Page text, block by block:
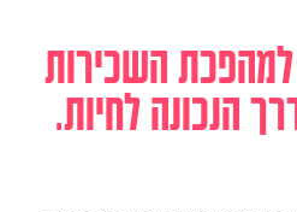
למהפכת השכירות